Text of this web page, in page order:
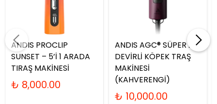
ANDIS PROCLIP
SUNSET – 5’İ 1 ARADA
TIRAŞ MAKİNESİ
₺ 8,000.00
ANDIS AGC® SÜPER 2-
DEVİRLİ KÖPEK TRAŞ
MAKİNESİ
(KAHVERENGİ)
₺ 10,000.00